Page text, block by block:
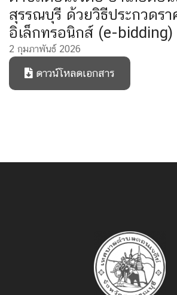
สุรรณบุรี ด้วยวิธีประกวดรา
อิเล็กทรอนิกส์ (e-
2 กุมภาพันธ์ 2026
ดาวน์โหลดเอกสาร